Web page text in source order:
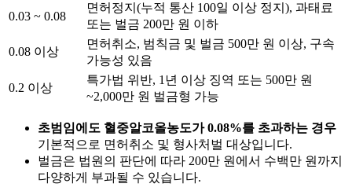
0.03 ~ 0.08
면허정지(누적 통산 100일 이상 정지), 과태료
또는 벌금 200만 원 이하
0.08 이상
면허취소, 범칙금 및 벌금 500만 원 이상, 구속
가능성 있음
0.2 이상
특가법 위반, 1년 이상 징역 또는 500만 원
~2,000만 원 벌금형 가능
초범임에도 혈중알코올농도가 0.08%를 초과하는 경우
기본적으로 면허취소 및 형사처벌 대상입니다.
벌금은 법원의 판단에 따라 200만 원에서 수백만 원까지
다양하게 부과될 수 있습니다.